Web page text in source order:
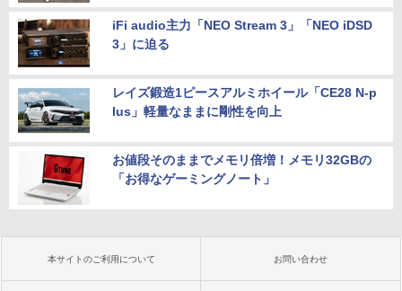
iFi audio主力「NEO Stream 3」「NEO iDSD
3」に迫る
レイズ鍛造1ピースアルミホイール「CE28 N-p
lus」軽量なままに剛性を向上
お値段そのままでメモリ倍増！メモリ32GBの
「お得なゲーミングノート」
本サイトのご利用について お問い合わせ